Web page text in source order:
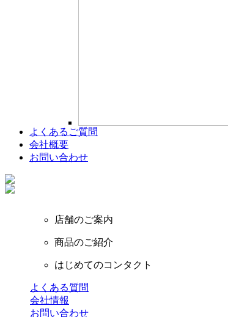
よくあるご質問
会社概要
お問い合わせ
店舗のご案内
商品のご紹介
はじめてのコンタクト
よくある質問
会社情報
お問い合わせ